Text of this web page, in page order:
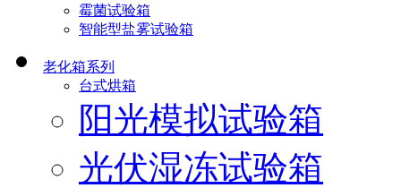
霉菌试验箱
智能型盐雾试验箱
老化箱系列
台式烘箱
阳光模拟试验箱
光伏湿冻试验箱